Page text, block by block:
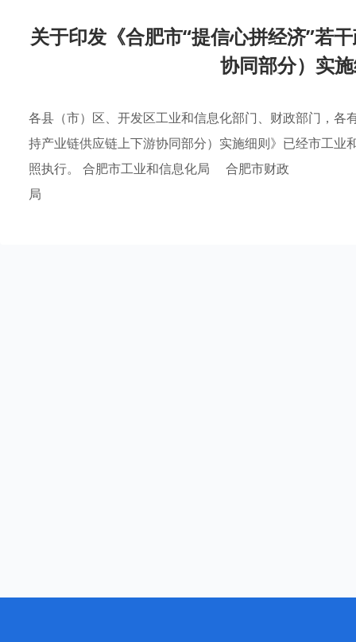
关于印发《合肥市“提信心拼经济”若
协同部分）实
各县（市）区、开发区工业和信息化部门、财政部门，各
持产业链供应链上下游协同部分）实施细则》已经市工
照执行。 合肥市工业和信息化局 合肥市财政
局 2024